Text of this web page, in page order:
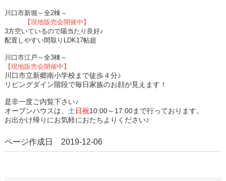
川口市新堀～全2棟～
【現地販売会開催中】
3方空いているので陽当たり良好♪
配置しやすい間取りLDK17帖超
川口市江戸～全3棟～
【現地販売会開催中】
川口市立新郷南小学校まで徒歩４分♪
リビングダイン階段で毎日家族のお顔が見えます！
是非一度ご内覧下さい♪
オープンハウスは、 土日祝10:00～17:00まで行っております。
お出かけ帰りにお気軽におたちよりください♪
ページ作成日 2019-12-06